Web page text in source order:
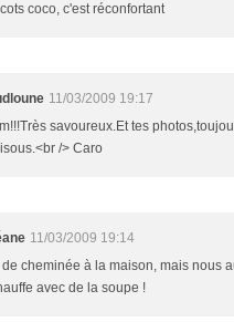
coco, c'est réconfortant
11/03/2009 19:17
savoureux.Et tes
/> Caro
11/03/2009 19:14
cheminée à la maison, mais nous
avec de la soupe !